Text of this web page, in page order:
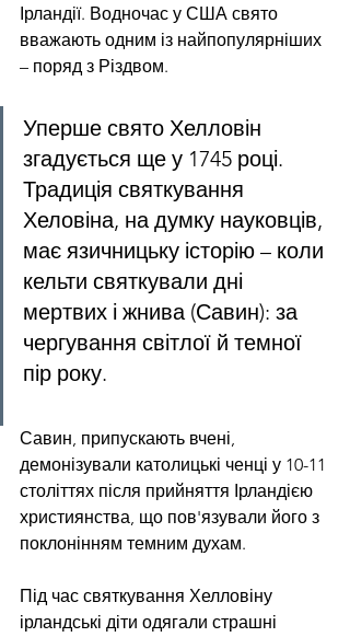
Ірландії. Водночас у США свято
вважають одним із найпопулярніших
– поряд з Різдвом.
Уперше свято Хелловін
згадується ще у 1745 році.
Традиція святкування
Хеловіна, на думку науковців,
має язичницьку історію – коли
кельти святкували дні
мертвих і жнива (Савин): за
чергування світлої й темної
пір року.
Савин, припускають вчені,
демонізували католицькі ченці у 10-11
століттях після прийняття Ірландією
християнства, що пов'язували його з
поклонінням темним духам.
Під час святкування Хелловіну
ірландські діти одягали страшні